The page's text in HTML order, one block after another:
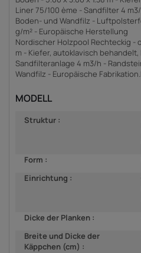
Liner 75/100 ème - Sandfilter 4
Boden- und Wandfilz -
g/m² - Europäische Herstellung
Nordischer Holzpool Rechteckig -
m - Kiefer, autoklavisch
Sandfilteranlage 4 m3/h -
Wandfilz - Europäische
MODELL
Struktur :
Form :
Einrichtung :
Dicke der Planken :
Breite und Dicke der
Käppchen (cm) :